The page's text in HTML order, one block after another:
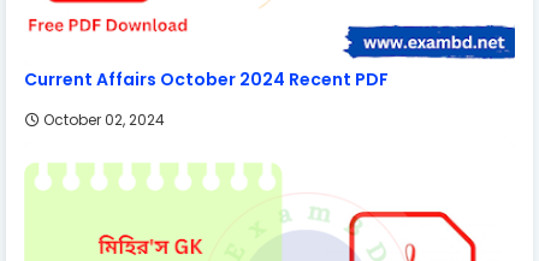
Current Affairs October 2024 Recent PDF
October 02, 2024